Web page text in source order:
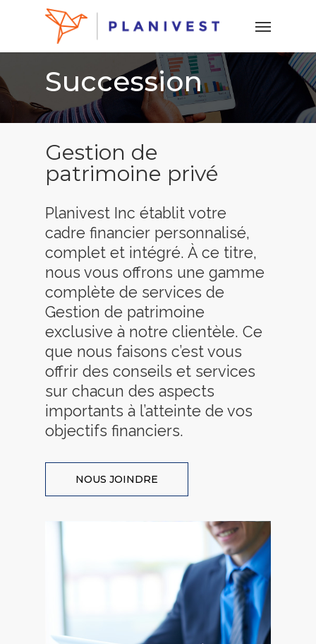
content
Succession
Gestion de
patrimoine privé
Planivest Inc établit votre
cadre financier personnalisé,
complet et intégré. À ce titre,
nous vous offrons une gamme
complète de services de
Gestion de patrimoine
exclusive à notre clientèle. Ce
que nous faisons c’est vous
offrir des conseils et services
sur chacun des aspects
importants à l’atteinte de vos
objectifs financiers.
NOUS JOINDRE